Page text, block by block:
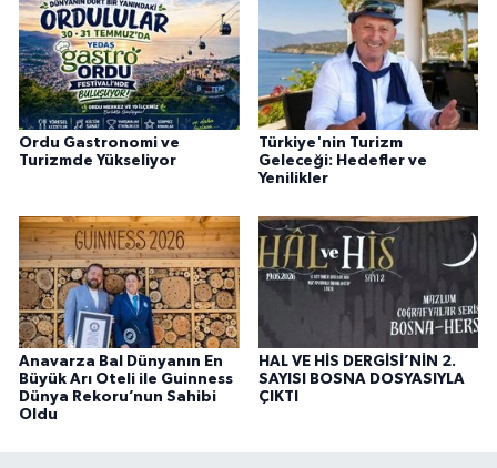
Ordu Gastronomi ve
Turizmde Yükseliyor
Türkiye'nin Turizm
Geleceği: Hedefler ve
Yenilikler
Anavarza Bal Dünyanın En
Büyük Arı Oteli ile Guinness
Dünya Rekoru’nun Sahibi
Oldu
HAL VE HİS DERGİSİ’NİN 2.
SAYISI BOSNA DOSYASIYLA
ÇIKTI